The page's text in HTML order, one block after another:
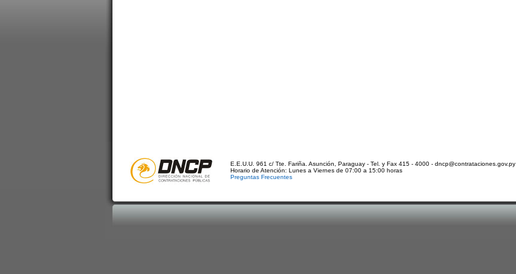
E.E.U.U. 961 c/ Tte. Fariña. Asunción, Paraguay - Tel. y Fax 415 - 4000 - dncp@contrataciones.gov.py
Horario de Atención: Lunes a Viernes de 07:00 a 15:00 horas
Preguntas Frecuentes